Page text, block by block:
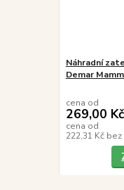
Náhradní
Demar
cena od
269,00 Kč
cena od
222,31 Kč bez